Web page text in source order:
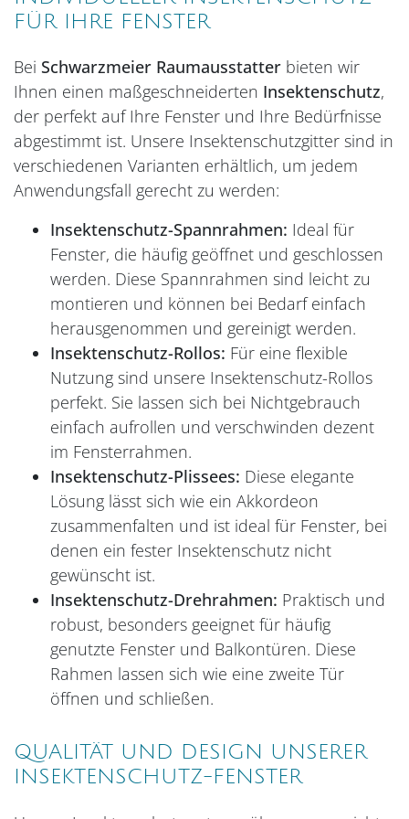
FÜR IHRE FENSTER
Bei Schwarzmeier Raumausstatter bieten wir
Ihnen einen maßgeschneiderten Insektenschutz,
der perfekt auf Ihre Fenster und Ihre Bedürfnisse
abgestimmt ist. Unsere Insektenschutzgitter sind in
verschiedenen Varianten erhältlich, um jedem
Anwendungsfall gerecht zu werden:
Insektenschutz-Spannrahmen: Ideal für
Fenster, die häufig geöffnet und geschlossen
werden. Diese Spannrahmen sind leicht zu
montieren und können bei Bedarf einfach
herausgenommen und gereinigt werden.
Insektenschutz-Rollos: Für eine flexible
Nutzung sind unsere Insektenschutz-Rollos
perfekt. Sie lassen sich bei Nichtgebrauch
einfach aufrollen und verschwinden dezent
im Fensterrahmen.
Insektenschutz-Plissees: Diese elegante
Lösung lässt sich wie ein Akkordeon
zusammenfalten und ist ideal für Fenster, bei
denen ein fester Insektenschutz nicht
gewünscht ist.
Insektenschutz-Drehrahmen: Praktisch und
robust, besonders geeignet für häufig
genutzte Fenster und Balkontüren. Diese
Rahmen lassen sich wie eine zweite Tür
öffnen und schließen.
QUALITÄT UND DESIGN UNSERER
INSEKTENSCHUTZ-FENSTER